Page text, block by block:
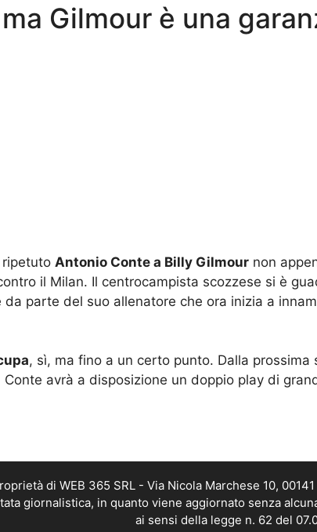
Gilmour è una
ripetuto Antonio Conte a Billy Gilmour non
il Milan. Il centrocampista scozzese si è
da parte del suo allenatore che ora inizia a
, sì, ma fino a un certo punto. Dalla prossima
Conte avrà a disposizione un doppio play di
di WEB 365 SRL - Via Nicola Marchese 10,
giornalistica, in quanto viene aggiornato senza
ai sensi della legge n. 62 del